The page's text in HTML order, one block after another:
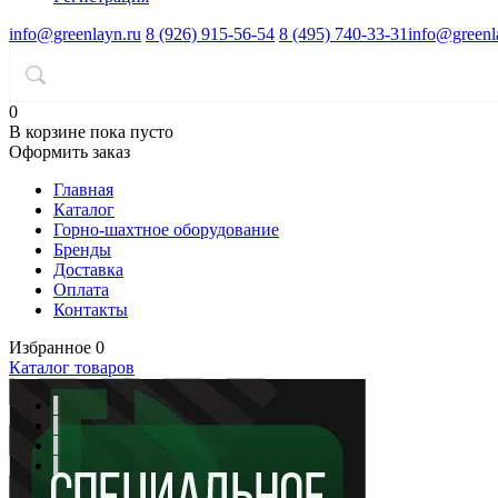
info@greenlayn.ru 8 (926) 915-56-54 8 (495) 740-33-31
0
В корзине пока пусто
Оформить заказ
Главная
Каталог
Горно-шахтное оборудование
Бренды
Доставка
Оплата
Контакты
Избранное 0
Каталог товаров